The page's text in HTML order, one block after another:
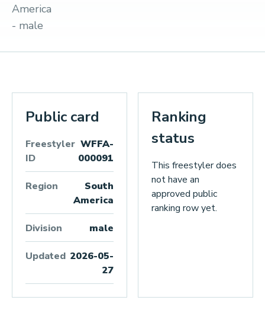
America
- male
Public card
Freestyler
ID
WFFA-
000091
Region
South
America
Division male
Updated 2026-05-
27
Ranking
status
This freestyler does
not have an
approved public
ranking row yet.